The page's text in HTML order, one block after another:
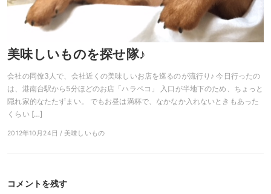
美味しいものを探せ隊♪
会社の同僚3人で、会社近くの美味しいお店を巡るのが流行り♪ 今日行ったの
は、港南台駅から5分ほどのお店「ハラペコ」 入口が半地下のため、ちょっと
隠れ家的なたたずまい。 でもお昼は満杯で、なかなか入れないときもあった
くらい […]
2012年10月24日 / 美味しいもの
コメントを残す